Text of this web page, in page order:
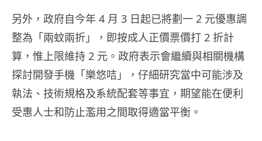
另外，政府自今年 4 月 3 日起已將劃一 2 元優惠調
整為「兩蚊兩折」，即按成人正價票價打 2 折計
算，惟上限維持 2 元。政府表示會繼續與相關機構
探討開發手機「樂悠咭」，仔細研究當中可能涉及
執法、技術規格及系統配套等事宜，期望能在便利
受惠人士和防止濫用之間取得適當平衡。